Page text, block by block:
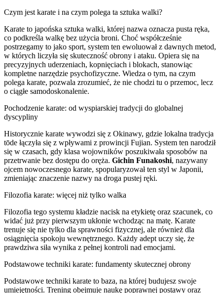
Czym jest karate i na czym polega ta sztuka walki?
Karate to japońska sztuka walki, której nazwa oznacza pusta ręka,
co podkreśla walkę bez użycia broni. Choć współcześnie
postrzegamy to jako sport, system ten ewoluował z dawnych metod,
w których liczyła się skuteczność obrony i ataku. Opiera się na
precyzyjnych uderzeniach, kopnięciach i blokach, stanowiąc
kompletne narzędzie psychofizyczne. Wiedza o tym, na czym
polega karate, pozwala zrozumieć, że nie chodzi tu o przemoc, lecz
o ciągłe samodoskonalenie.
Pochodzenie karate: od wyspiarskiej tradycji do globalnej
dyscypliny
Historycznie karate wywodzi się z Okinawy, gdzie lokalna tradycja
tōde łączyła się z wpływami z prowincji Fujian. System ten narodził
się w czasach, gdy klasa wojowników poszukiwała sposobów na
przetrwanie bez dostępu do oręża. Gichin Funakoshi, nazywany
ojcem nowoczesnego karate, spopularyzował ten styl w Japonii,
zmieniając znaczenie nazwy na droga pustej ręki.
Filozofia karate: więcej niż tylko walka
Filozofia tego systemu kładzie nacisk na etykietę oraz szacunek, co
widać już przy pierwszym ukłonie wchodząc na matę. Karate
trenuje się nie tylko dla sprawności fizycznej, ale również dla
osiągnięcia spokoju wewnętrznego. Każdy adept uczy się, że
prawdziwa siła wynika z pełnej kontroli nad emocjami.
Podstawowe techniki karate: fundamenty skutecznej obrony
Podstawowe techniki karate to baza, na której budujesz swoje
umiejętności. Trening obejmuje naukę poprawnej postawy oraz